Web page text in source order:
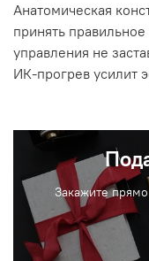
Анатомическая
принять
управления не
ИК-прогрев усилит
Закажите